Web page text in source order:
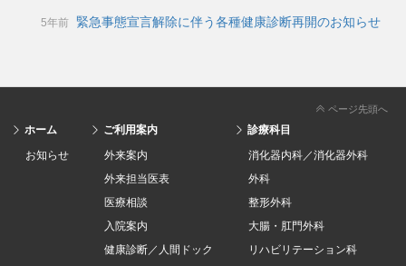
5年前 緊急事態宣言解除に伴う各種健康診断再開のお知らせ
ページ先頭へ
ホーム
お知らせ
ご利用案内
外来案内
外来担当医表
医療相談
入院案内
健康診断／人間ドック
診療科目
消化器内科／消化器外科
外科
整形外科
大腸・肛門外科
リハビリテーション科